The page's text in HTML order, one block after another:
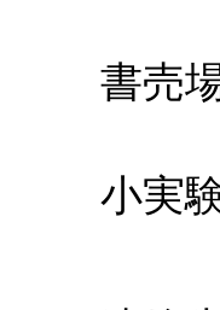
3
書売
会
小実
各